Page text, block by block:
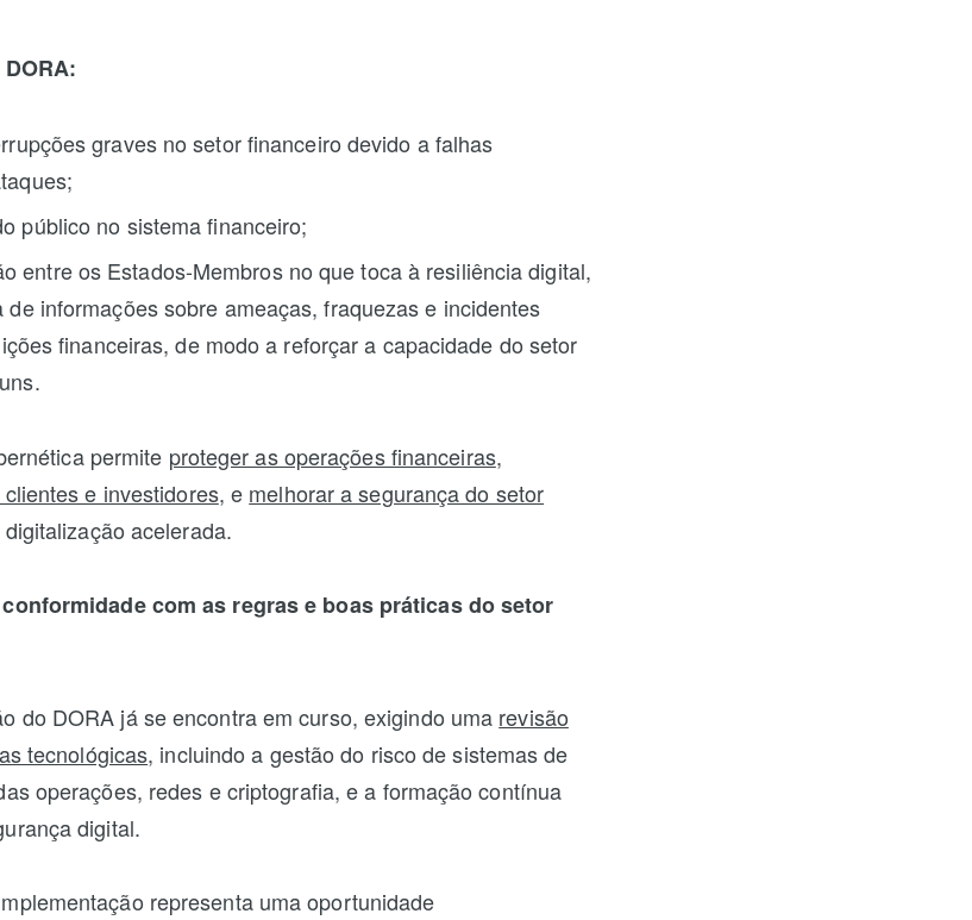
graves no setor financeiro devido a falhas
público no sistema financeiro;
entre os Estados-Membros no que toca à resiliência digital,
informações sobre ameaças, fraquezas e incidentes
financeiras, de modo a reforçar a capacidade do setor
permite proteger as operações financeiras,
e investidores, e melhorar a segurança do setor
acelerada.
com as regras e boas práticas do setor
do DORA já se encontra em curso, exigindo uma revisão
tecnológicas, incluindo a gestão do risco de sistemas de
operações, redes e criptografia, e a formação contínua
digital.
representa uma oportunidade